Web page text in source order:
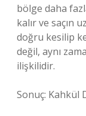
bölge daha
kalır ve saçın
doğru kesilip
değil, aynı
ilişkilidir.
Sonuç: Kahkül